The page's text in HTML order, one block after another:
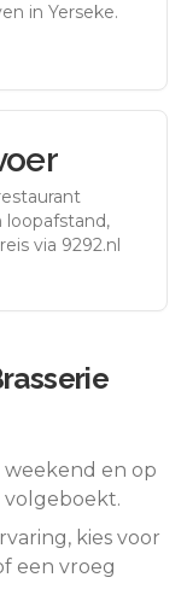
in Yerseke.
loopafstand,
via 9292.nl
weekend en op
volgeboekt.
kies voor
een vroeg